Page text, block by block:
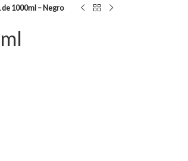
1000ml – Negro